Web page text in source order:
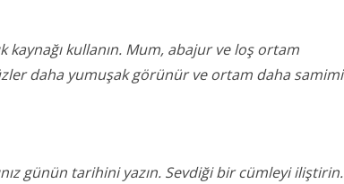
kaynağı kullanın. Mum, abajur ve loş ortam
daha yumuşak görünür ve ortam daha samimi
günün tarihini yazın. Sevdiği bir cümleyi iliştirin.